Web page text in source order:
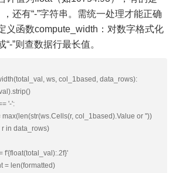
还有“-”字符串。需统一处理才能正确
义函数compute_width：对数字格式化
”则查数据行最长值。
ws, col_1based, data_rows):
'-':
col_1based).Value or ''))
len(formatted)